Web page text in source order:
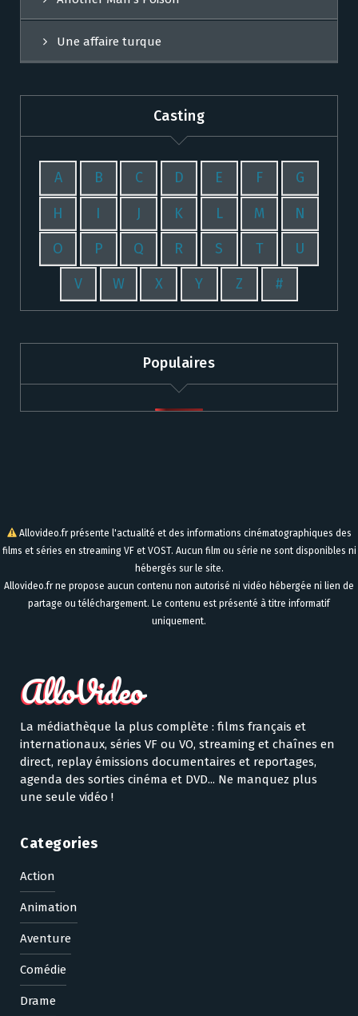
Une affaire turque
Casting
A B C D E F G
H I J K L M N
O P Q R S T U
V W X Y Z #
Populaires
Allovideo.fr présente l'actualité et des informations cinématographiques des
films et séries en streaming VF et VOST. Aucun film ou série ne sont disponibles ni
hébergés sur le site.
Allovideo.fr ne propose aucun contenu non autorisé ni vidéo hébergée ni lien de
partage ou téléchargement. Le contenu est présenté à titre informatif
uniquement.
La médiathèque la plus complète : films français et
internationaux, séries VF ou VO, streaming et chaînes en
direct, replay émissions documentaires et reportages,
agenda des sorties cinéma et DVD... Ne manquez plus
une seule vidéo !
Categories
Action
Animation
Aventure
Comédie
Drame